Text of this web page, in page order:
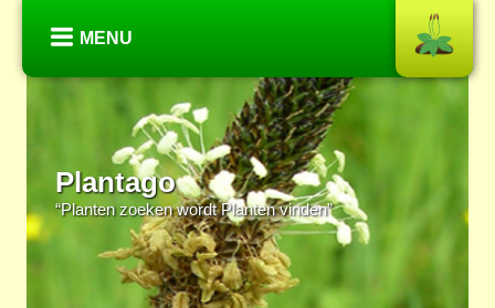
MENU
Plantago
“Planten zoeken wordt Planten vinden”